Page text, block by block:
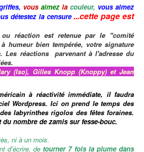
vous aimez la couleur, vous aimez
détestez la censure ...cette page est
réaction est retenue par le "comité
humeur bien tempérée, votre signature
Les réactions parvenant à l'adresse du
(Iso), Gilles Knopp (Knoppy) et Jean
à réactivité immédiate, il faudra
Wordpress. Ici on prend le temps des
labyrinthes rigolos des fêtes foraines.
du nombre de zamis sur fesse-bouc.
ni à un mois.
d'écrire, de tourner 7 fois la plume dans